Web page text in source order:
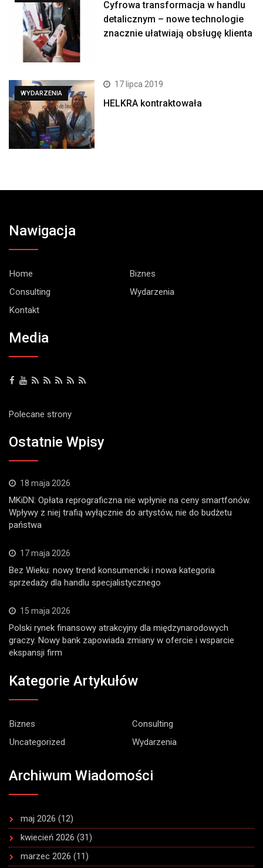
Cyfrowa transformacja w handlu
detalicznym – nowe technologie
znacznie ułatwiają obsługę klienta
WYDARZENIA
17 lipca 2019
HELKRA kontraktowała
Nawigacja
Home
Biznes
Consulting
Wydarzenia
Kontakt
Media
Polecane strony
Ostatnie Wpisy
18 maja 2026
MKiDN: Opłata reprograficzna nie wpłynie na ceny smartfonów.
Wpływy z niej trafią wyłącznie do artystów, nie do budżetu
państwa
17 maja 2026
Bez Wieku: nowy trend konsumencki i nowa kategoria
sprzedaży dla handlu specjalistycznego
15 maja 2026
Polski rynek finansowy atrakcyjny dla międzynarodowych
graczy. Nowy bank zapowiada zmiany w ofercie i wsparcie
ekspansji firm
Kategorie Artykułów
Biznes
Consulting
Uncategorized
Wydarzenia
Archiwum Wiadomości
maj 2026 (12)
kwiecień 2026 (31)
marzec 2026 (11)